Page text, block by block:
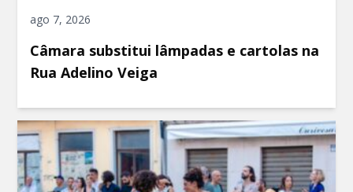
ago 7, 2026
Câmara substitui lâmpadas e cartolas na
Rua Adelino Veiga